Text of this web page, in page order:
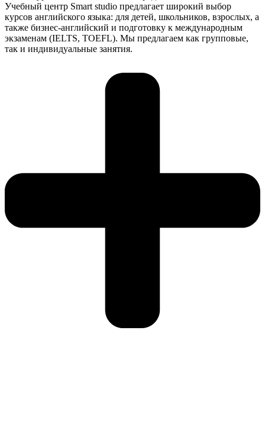
Учебный центр Smart studio предлагает широкий выбор
курсов английского языка: для детей, школьников, взрослых, а
также бизнес-английский и подготовку к международным
экзаменам (IELTS, TOEFL). Мы предлагаем как групповые,
так и индивидуальные занятия.